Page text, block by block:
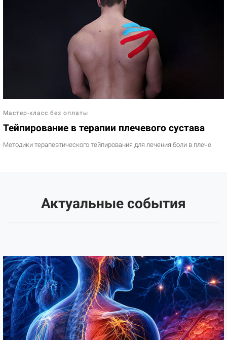
Мастер-класс без оплаты
Тейпирование в терапии плечевого сустава
Методики терапевтического тейпирования для лечения боли в плече
Актуальные события